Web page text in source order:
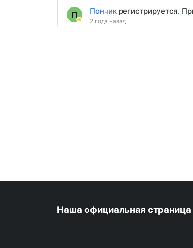
П Пончик регистрируется.
2 года назад
Наша официальная